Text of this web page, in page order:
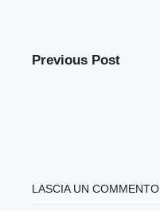
Previous Post
LASCIA UN COMMENTO